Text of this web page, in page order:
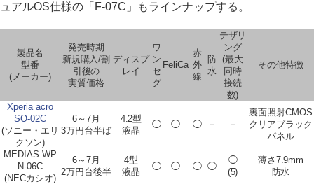
ュアルOS仕様の「F-07C」もラインナップする。
製品名
型番
(メーカー)
発売時期
新規購入/割
引後の
実質価格
ディスプ
レイ
ワ
ン
セ
グ
FeliCa
赤
外
線
防
水
テザリ
ング
(最大
同時
接続
数)
その他特徴
Xperia acro
SO-02C
(ソニー・エリ
クソン)
6～7月
3万円台半ば
4.2型
液晶
◯ ◯ ◯ － －
裏面照射CMOS
クリアブラック
パネル
MEDIAS WP
N-06C
(NECカシオ)
6～7月
2万円台後半
4型
液晶
◯ ◯ ◯ ◯
◯
(5)
薄さ7.9mm
防水